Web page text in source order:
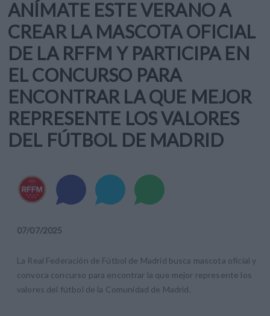
ANÍMATE ESTE VERANO A
CREAR LA MASCOTA OFICIAL
DE LA RFFM Y PARTICIPA EN
EL CONCURSO PARA
ENCONTRAR LA QUE MEJOR
REPRESENTE LOS VALORES
DEL FÚTBOL DE MADRID
07/07/2025
La Real Federación de Fútbol de Madrid busca mascota oficial y
convoca concurso para encontrar la que mejor represente los
valores del fútbol de la Comunidad de Madrid.